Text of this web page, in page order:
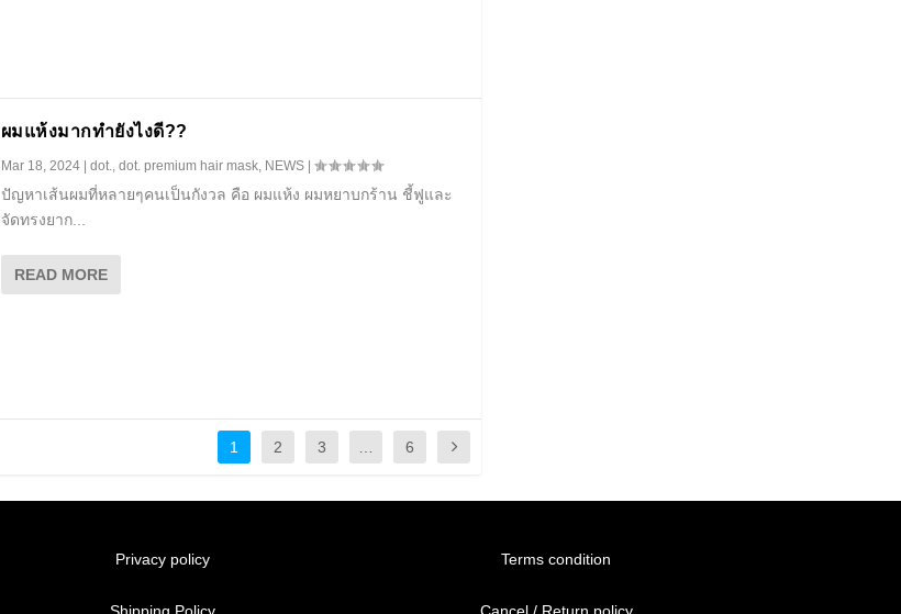
ผมแห้งมากทำยังไงดี??
Mar 18, 2024| dot., dot. premium hair mask, NEWS|
ปัญหาเส้นผมที่หลายๆคนเป็นกังวล คือ ผมแห้ง ผมหยาบกร้าน ชี้ฟูและ
จัดทรงยาก...
READ MORE
1 2 3 6
Privacy policy Terms condition